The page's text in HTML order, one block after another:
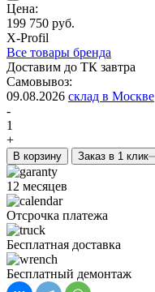
Цена:
199 750 руб.
X-Profil
Все товары бренда
Доставим до ТК завтра
Самовывоз:
09.08.2026 склад в Москве
-
1
+
В корзину Заказ в 1 клик
12 месяцев
Отсрочка платежа
Бесплатная доставка
Бесплатный демонтаж